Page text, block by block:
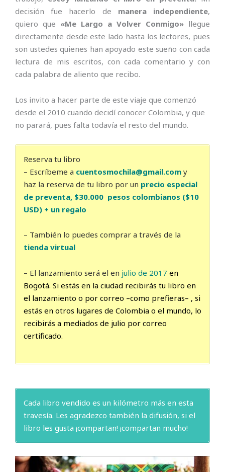
decisión fue hacerlo de manera independiente,
quiero que «Me Largo a Volver Conmigo» llegue
directamente desde este lado hasta los lectores, pues
son ustedes quienes han apoyado este sueño con cada
lectura de mis escritos, con cada comentario y con
cada palabra de aliento que recibo.
Los invito a hacer parte de este viaje que comenzó
desde el 2010 cuando decidí conocer Colombia, y que
no parará, pues falta todavía el resto del mundo.
Reserva tu libro
– Escríbeme a cuentosmochila@gmail.com y
haz la reserva de tu libro por un precio especial
de preventa, $30.000 pesos colombianos ($10
USD) + un regalo
– También lo puedes comprar a través de la
tienda virtual
– El lanzamiento será el en julio de 2017 en
Bogotá. Si estás en la ciudad recibirás tu libro en
el lanzamiento o por correo –como prefieras– , si
estás en otros lugares de Colombia o el mundo, lo
recibirás a mediados de julio por correo
certificado.
Cada libro vendido es un kilómetro más en esta
travesía. Les agradezco también la difusión, si el
libro les gusta ¡compartan! ¡compartan mucho!